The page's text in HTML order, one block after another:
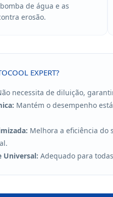
de água e as
erosão.
EXPERT?
necessita de diluição,
Mantém o desempenho
Melhora a eficiência do
Universal: Adequado para